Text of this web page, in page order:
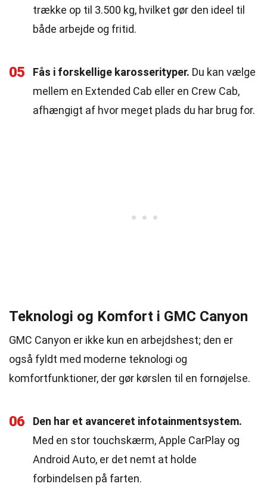
trække op til 3.500 kg, hvilket gør den ideel til
både arbejde og fritid.
05 Fås i forskellige karosserityper. Du kan vælge
mellem en Extended Cab eller en Crew Cab,
afhængigt af hvor meget plads du har brug for.
Teknologi og Komfort i GMC Canyon
GMC Canyon er ikke kun en arbejdshest; den er
også fyldt med moderne teknologi og
komfortfunktioner, der gør kørslen til en fornøjelse.
06
Den har et avanceret infotainmentsystem.
Med en stor touchskærm, Apple CarPlay og
Android Auto, er det nemt at holde
forbindelsen på farten.